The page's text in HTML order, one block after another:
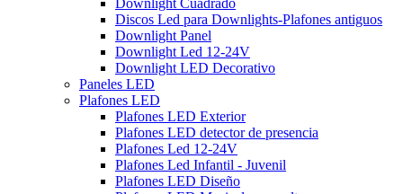
Discos Led para Downlights-Plafones antiguos
Downlight Panel
Downlight Led 12-24V
Downlight LED Decorativo
Paneles LED
Plafones LED
Plafones LED Exterior
Plafones LED detector de presencia
Plafones Led 12-24V
Plafones Led Infantil - Juvenil
Plafones LED Diseño